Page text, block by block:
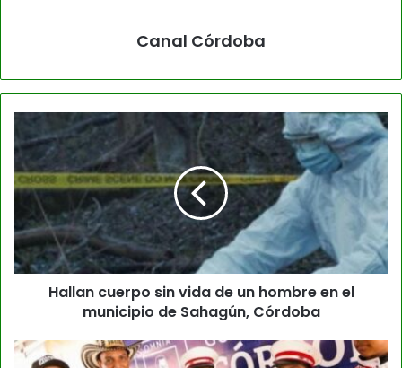
Canal Córdoba
Hallan cuerpo sin vida de un hombre en el
municipio de Sahagún, Córdoba